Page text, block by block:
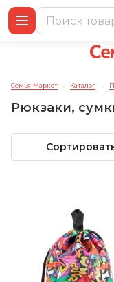
Семья-Маркет → Каталог →
Рюкзаки,